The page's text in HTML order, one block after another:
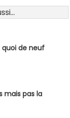
quoi de neuf
mais pas la